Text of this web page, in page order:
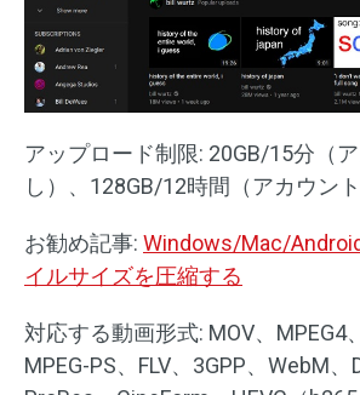
アップロード制限: 20GB/15分（
し）、128GB/12時間（アカウント
お勧め記事: Windows/Mac/
イルサイズを圧縮する
対応する動画形式: MOV、MPEG4
MPEG-PS、FLV、3GPP、WebM、